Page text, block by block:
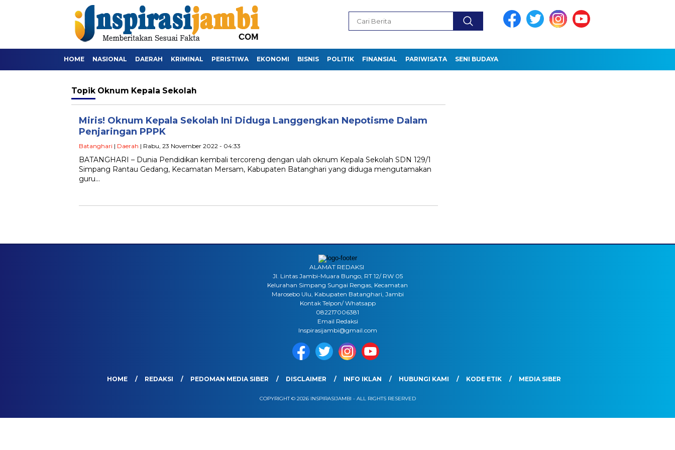
HOME NASIONAL DAERAH KRIMINAL PERISTIWA EKONOMI BISNIS POLITIK FINANSIAL PARIWISATA SENI BUDAYA
Topik Oknum Kepala Sekolah
Miris! Oknum Kepala Sekolah Ini Diduga Langgengkan Nepotisme Dalam
Penjaringan PPPK
Batanghari | Daerah | Rabu, 23 November 2022 - 04:33
BATANGHARI – Dunia Pendidikan kembali tercoreng dengan ulah oknum Kepala Sekolah SDN 129/1
Simpang Rantau Gedang, Kecamatan Mersam, Kabupaten Batanghari yang diduga mengutamakan
guru…
ALAMAT REDAKSI
Jl. Lintas Jambi-Muara Bungo, RT 12/ RW 05
Kelurahan Simpang Sungai Rengas, Kecamatan
Marosebo Ulu, Kabupaten Batanghari, Jambi
Kontak Telpon/ Whatsapp
082217006381
Email Redaksi
Inspirasijambi@gmail.com
HOME REDAKSI PEDOMAN MEDIA SIBER DISCLAIMER INFO IKLAN HUBUNGI KAMI KODE ETIK MEDIA SIBER
COPYRIGHT © 2026 INSPIRASIJAMBI - ALL RIGHTS RESERVED